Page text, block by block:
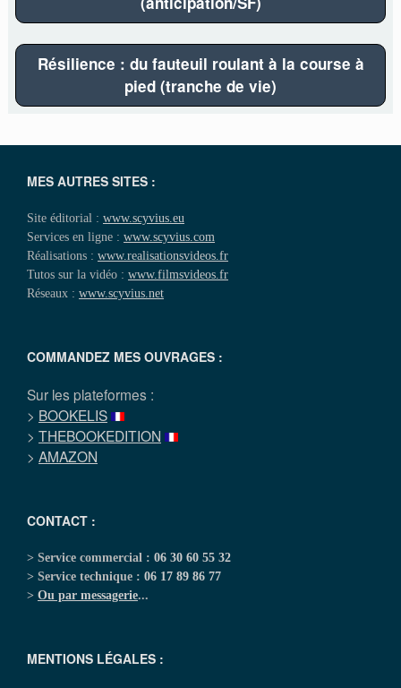
Résilience : du fauteuil roulant à la course à
pied (tranche de vie)
MES AUTRES SITES :
Site éditorial : www.scyvius.eu
Services en ligne : www.scyvius.com
Réalisations : www.realisationsvideos.fr
Tutos sur la vidéo : www.filmsvideos.fr
Réseaux : www.scyvius.net
COMMANDEZ MES OUVRAGES :
Sur les plateformes :
> BOOKELIS
> THEBOOKEDITION
> AMAZON
CONTACT :
> Service commercial : 06 30 60 55 32
> Service technique : 06 17 89 86 77
> Ou par messagerie...
MENTIONS LÉGALES :